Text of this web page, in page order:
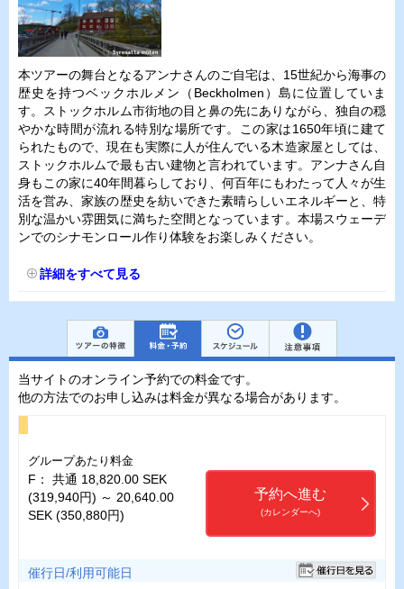
本ツアーの舞台となるアンナさんのご自宅は、15世紀から海事の
歴史を持つベックホルメン（Beckholmen）島に位置していま
す。ストックホルム市街地の目と鼻の先にありながら、独自の穏
やかな時間が流れる特別な場所です。この家は1650年頃に建て
られたもので、現在も実際に人が住んでいる木造家屋としては、
ストックホルムで最も古い建物と言われています。アンナさん自
身もこの家に40年間暮らしており、何百年にもわたって人々が生
活を営み、家族の歴史を紡いできた素晴らしいエネルギーと、特
別な温かい雰囲気に満ちた空間となっています。本場スウェーデ
ンでのシナモンロール作り体験をお楽しみください。
詳細をすべて見る
当サイトのオンライン予約での料金です。
他の方法でのお申し込みは料金が異なる場合があります。
グループあたり料金
F： 共通 18,820.00 SEK
(319,940円) ～ 20,640.00
SEK (350,880円)
予約へ進む
(カレンダーへ)
催行日/利用可能日